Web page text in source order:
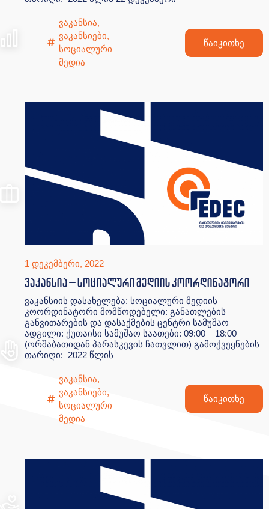
ვაკანსია,
ვაკანსიები,
სოციალური
მედია
წაიკითხე
1 დეკემბერი, 2022
ვაკანსია – სოციალური მედიის კოორდინატორი
ვაკანსიის დასახელება: სოციალური მედიის
კოორდინატორი მომწოდებელი: განათლების
განვითარების და დასაქმების ცენტრი სამუშაო
ადგილი: ქუთაისი სამუშაო საათები: 09:00 – 18:00
(ორშაბათიდან პარასკევის ჩათვლით) გამოქვეყნების
თარიღი: 2022 წლის
ვაკანსია,
ვაკანსიები,
სოციალური
მედია
წაიკითხე